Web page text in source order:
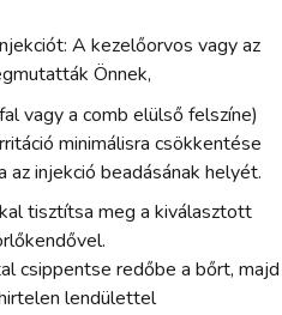
A kezelőorvos vagy az
Önnek,
vagy a comb elülső felszíne)
minimálisra csökkentése
injekció beadásának helyét.
tisztítsa meg a kiválasztott
csippentse redőbe a bőrt, majd
lendülettel